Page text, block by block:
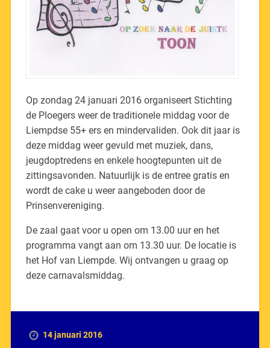
Op zondag 24 januari 2016 organiseert Stichting
de Ploegers weer de traditionele middag voor de
Liempdse 55+ ers en mindervaliden. Ook dit jaar is
deze middag weer gevuld met muziek, dans,
jeugdoptredens en enkele hoogtepunten uit de
zittingsavonden. Natuurlijk is de entree gratis en
wordt de cake u weer aangeboden door de
Prinsenvereniging.
De zaal gaat voor u open om 13.00 uur en het
programma vangt aan om 13.30 uur. De locatie is
het Hof van Liempde. Wij ontvangen u graag op
deze carnavalsmiddag.
14 januari 2016